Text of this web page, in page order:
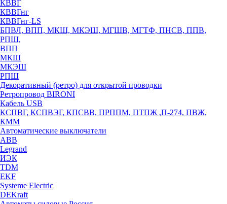
КВВГ
КВВГнг
КВВГнг-LS
БПВЛ, ВПП, МКШ, МКЭШ, МГШВ, МГТФ, ПНСВ, ППВ,
РПШ,
ВПП
МКШ
МКЭШ
РПШ
Декоративный (ретро) для открытой проводки
Ретропровод BIRONI
Кабель USB
КСПВГ, КСПВЭГ, КПСВВ, ПРППМ, ПТПЖ ,П-274, ПВЖ,
КММ
Автоматические выключатели
ABB
Legrand
ИЭК
TDM
EKF
Systeme Electric
DEKraft